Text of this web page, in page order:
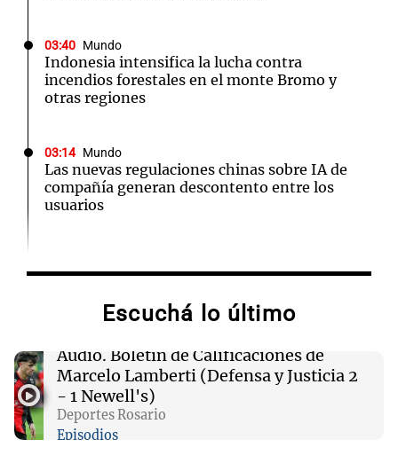
03:40 Mundo
Indonesia intensifica la lucha contra
incendios forestales en el monte Bromo y
otras regiones
03:14 Mundo
Las nuevas regulaciones chinas sobre IA de
compañía generan descontento entre los
usuarios
Congreso de EEUU investiga la deportación de
02:03 Tecnología
King's Cross: De barrio marginal a centro
neurálgico de la inteligencia artificial
01:31 Ciencia
Escuchá lo último
Audio. Boletín de Calificaciones de
Marcelo Lamberti (Defensa y Justicia 2
- 1 Newell's)
Deportes Rosario
Episodios